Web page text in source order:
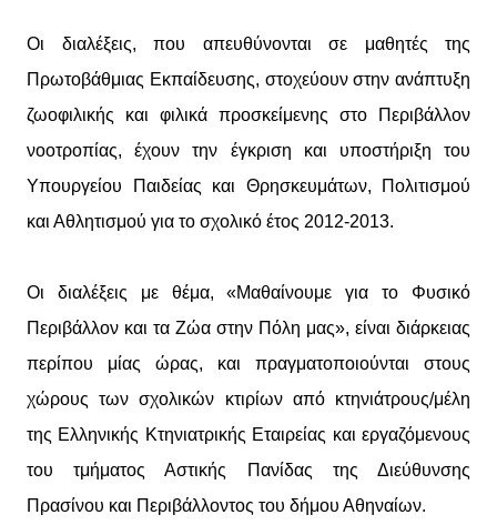
Οι διαλέξεις, που απευθύνονται σε μαθητές της
Πρωτοβάθμιας Εκπαίδευσης, στοχεύουν στην ανάπτυξη
ζωοφιλικής και φιλικά προσκείμενης στο Περιβάλλον
νοοτροπίας, έχουν την έγκριση και υποστήριξη του
Υπουργείου Παιδείας και Θρησκευμάτων, Πολιτισμού
και Αθλητισμού για το σχολικό έτος 2012-2013.
Οι διαλέξεις με θέμα, «Μαθαίνουμε για το Φυσικό
Περιβάλλον και τα Ζώα στην Πόλη μας», είναι διάρκειας
περίπου μίας ώρας, και πραγματοποιούνται στους
χώρους των σχολικών κτιρίων από κτηνιάτρους/μέλη
της Ελληνικής Κτηνιατρικής Εταιρείας και εργαζόμενους
του τμήματος Αστικής Πανίδας της Διεύθυνσης
Πρασίνου και Περιβάλλοντος του δήμου Αθηναίων.